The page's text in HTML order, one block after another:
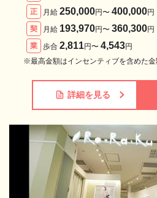
正
月給 250,000円〜 400,000円
契
月給 193,970円〜 360,300円
業
歩合 2,811円〜 4,543円
※最高金額はインセンティブを含めた
詳細を見る